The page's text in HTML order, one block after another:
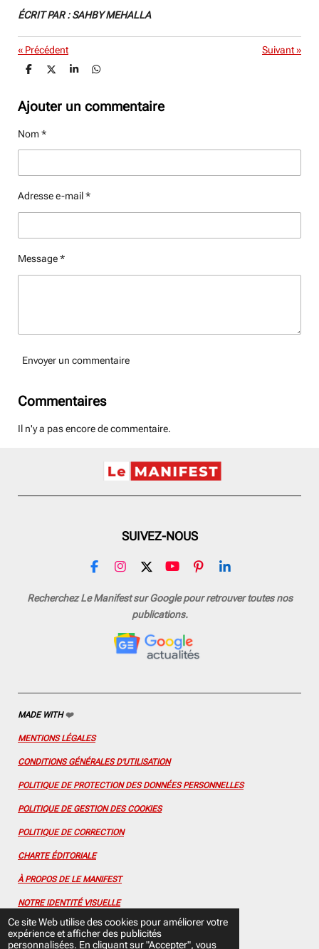
Ce site Web utilise des cookies pour améliorer votre
expérience et afficher des publicités
personnalisées. En cliquant sur "Accepter", vous
ÉCRIT PAR : SAHBY MEHALLA
« Précédent Suivant»
P
t
a
e
P
t
a
P
t
a
P
t
a
Ajouter un commentaire
Nom *
Adresse e-mail *
Message *
Envoyer un commentaire
Commentaires
Il n'y a pas encore de commentaire.
SUIVEZ-NOUS
F
c
I
s
r
a
X
Y
u
T
u
e
P
n
s
t
L
n
Recherchez Le Manifest sur Google pour retrouver toutes nos
publications.
MADE WITH❤️
MENTIONS LÉGALES
CONDITIONS GÉNÉRALES D'UTILISATION
POLITIQUE DE PROTECTION DES DONNÉES PERSONNELLES
POLITIQUE DE GESTION DES COOKIES
POLITIQUE DE CORRECTION
CHARTE ÉDITORIALE
À PROPOS DE LE MANIFEST
NOTRE IDENTITÉ VISUELLE
CONTACTEZ-NOUS